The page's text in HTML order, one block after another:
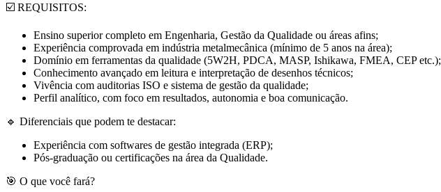
☑️ REQUISITOS:
Ensino superior completo em Engenharia, Gestão da Qualidade ou áreas afins;
Experiência comprovada em indústria metalmecânica (mínimo de 5 anos na área);
Domínio em ferramentas da qualidade (5W2H, PDCA, MASP, Ishikawa, FMEA, CEP etc.);
Conhecimento avançado em leitura e interpretação de desenhos técnicos;
Vivência com auditorias ISO e sistema de gestão da qualidade;
Perfil analítico, com foco em resultados, autonomia e boa comunicação.
🔹 Diferenciais que podem te destacar:
Experiência com softwares de gestão integrada (ERP);
Pós-graduação ou certificações na área da Qualidade.
🎯 O que você fará?